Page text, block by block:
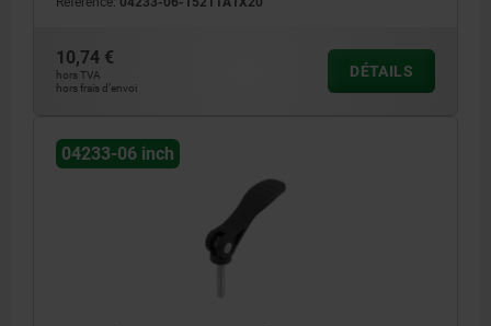
10,74 €
hors TVA
hors frais d’envoi
DÉTAILS
04233-06 inch